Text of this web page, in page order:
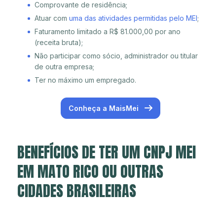
Comprovante de residência;
Atuar com uma das atividades permitidas pelo MEI;
Faturamento limitado a R$ 81.000,00 por ano
(receita bruta);
Não participar como sócio, administrador ou titular
de outra empresa;
Ter no máximo um empregado.
Conheça a MaisMei
BENEFÍCIOS DE TER UM CNPJ MEI
EM MATO RICO OU OUTRAS
CIDADES BRASILEIRAS